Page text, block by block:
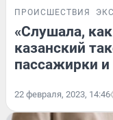
ПРОИСШЕСТВИЯ
«Слушала,
казанский
пассажирки
22 февраля, 2023, 14:46